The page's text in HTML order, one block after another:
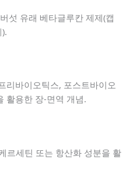
섯 유래 베타글루칸 제제(캡
리바이오틱스, 포스트바이오
활용한 장-면역 개념.
르세틴 또는 항산화 성분을 활